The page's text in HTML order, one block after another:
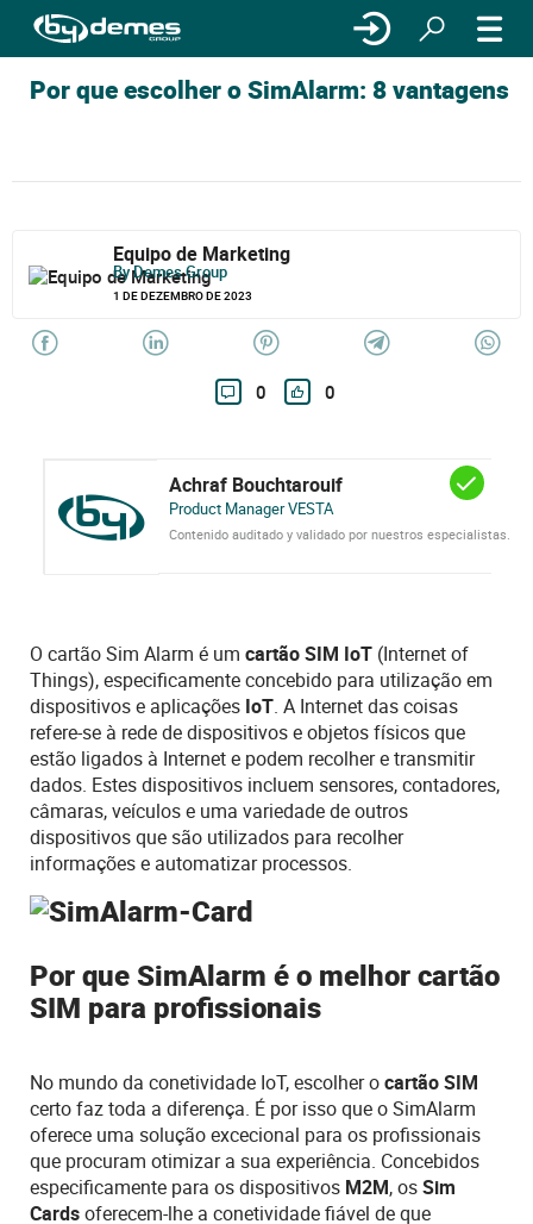
Por que escolher o SimAlarm: 8 vantagens
Equipo de Marketing
By Demes Group
1 DE DEZEMBRO DE 2023
0 0
Achraf Bouchtarouif
Product Manager VESTA
Contenido auditado y validado por nuestros especialistas.
O cartão Sim Alarm é um cartãoSIM IoT (Internet of
Things), especificamente concebido para utilização em
dispositivos e aplicações IoT. A Internet das coisas
refere-se à rede de dispositivos e objetos físicos que
estão ligados à Internet e podem recolher e transmitir
dados. Estes dispositivos incluem sensores, contadores,
câmaras, veículos e uma variedade de outros
dispositivos que são utilizados para recolher
informações e automatizar processos.
Por que SimAlarm é o melhor cartão
SIM para profissionais
No mundo da conetividade IoT, escolher ocartão SIM
certo faz toda a diferença. É por isso que o SimAlarm
oferece uma solução excecional para os profissionais
que procuram otimizar a sua experiência. Concebidos
especificamente para os dispositivos M2M, osSim
Cardsoferecem-lhe a conetividade fiável de que